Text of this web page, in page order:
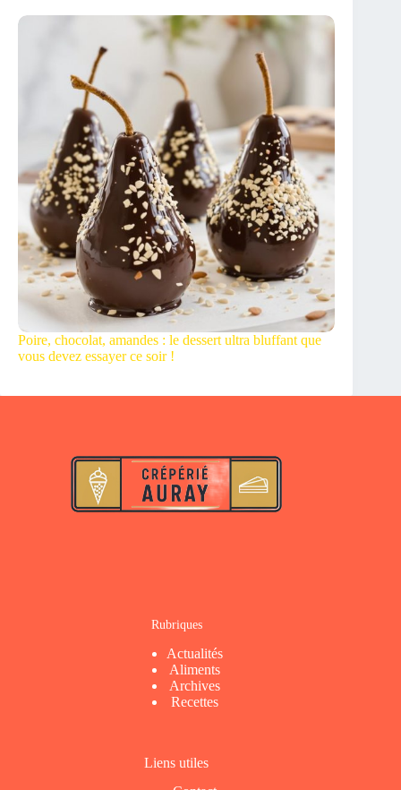
Poire, chocolat, amandes : le dessert ultra bluffant que
vous devez essayer ce soir !
Rubriques
Actualités
Aliments
Archives
Recettes
Liens utiles